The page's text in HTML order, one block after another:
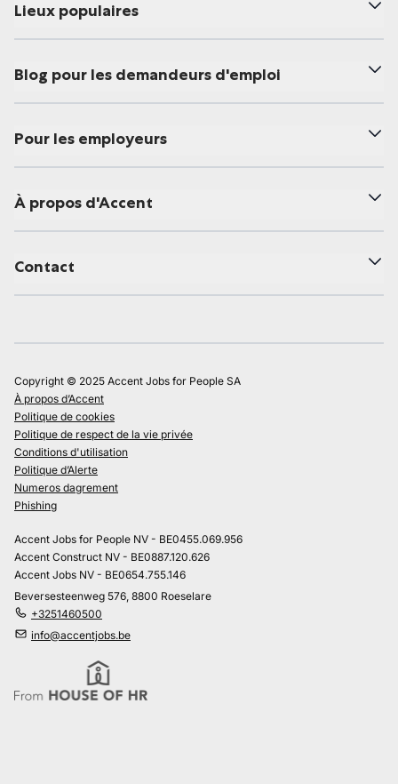
Lieux populaires
Blog pour les demandeurs d'emploi
Pour les employeurs
À propos d'Accent
Contact
Copyright © 2025 Accent Jobs for People SA
À propos d’Accent
Politique de cookies
Politique de respect de la vie privée
Conditions d'utilisation
Politique d’Alerte
Numeros dagrement
Phishing
Accent Jobs for People NV - BE0455.069.956
Accent Construct NV - BE0887.120.626
Accent Jobs NV - BE0654.755.146
Beversesteenweg 576, 8800 Roeselare
+3251460500
info@accentjobs.be